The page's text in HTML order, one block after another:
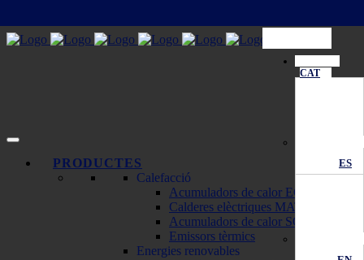
CAT
ES
PRODUCTES
Calefacció
Acumuladors de calor ECOMBI
Calderes elèctriques MATTIRA
Acumuladors de calor SOLAR
Emissors tèrmics
Energies renovables